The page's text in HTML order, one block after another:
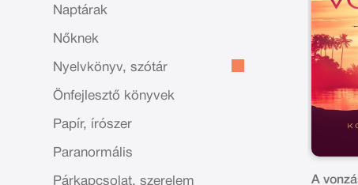
Naptárak
Nőknek
Nyelvkönyv, szótár
Önfejlesztő könyvek
Papír, írószer
Paranormális
Párkapcsolat, szerelem A